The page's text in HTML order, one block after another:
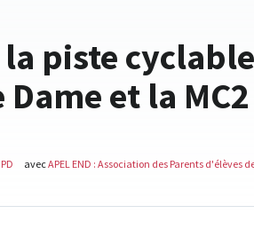
piste
et la
avecAPEL END : Association des Parents d'élèves